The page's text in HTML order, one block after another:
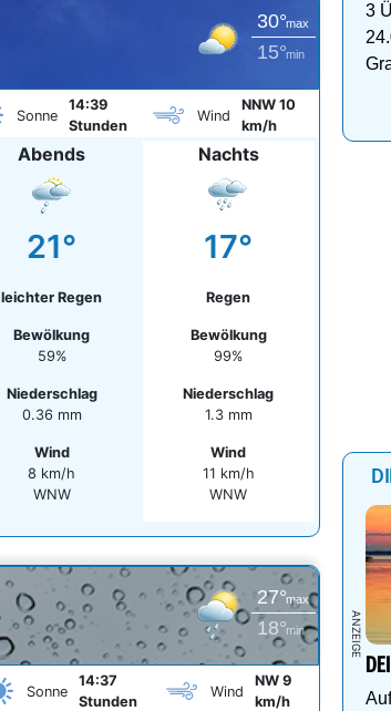
30°max
15°min
Sonne
14:39
Stunden
Wind
NNW 10
km/h
Abends
21°
leichter Regen
Bewölkung
59%
Niederschlag
0.36 mm
Wind
8 km/h
WNW
Nachts
17°
Regen
Bewölkung
99%
Niederschlag
1.3 mm
Wind
11 km/h
WNW
27°max
18°min
Sonne
14:37
Stunden
Wind
NW 9
km/h
3